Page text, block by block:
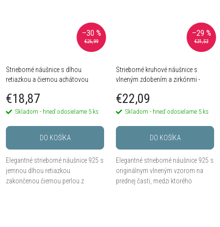
€26,99
–30 %
Strieborné náušnice s dlhou
retiazkou a čiernou achátovou
€18,87
Skladom - hneď odosielame 5 ks
DO KOŠÍKA
Elegantné strieborné náušnice 925 s
jemnou dlhou retiazkou
zakončenou čiernou perlou z
€31,53
–29 %
Strieborné kruhové náušnice s
vlneným zdobením a zirkónmi -
€22,09
Skladom - hneď odosielame 5 ks
DO KOŠÍKA
Elegantné strieborné náušnice 925 s
originálnym vlneným vzorom na
prednej časti, medzi ktorého